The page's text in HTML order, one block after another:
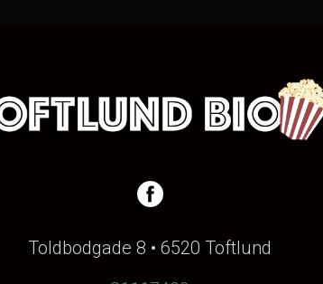
Toldbodgade 8 • 6520 Toftlund